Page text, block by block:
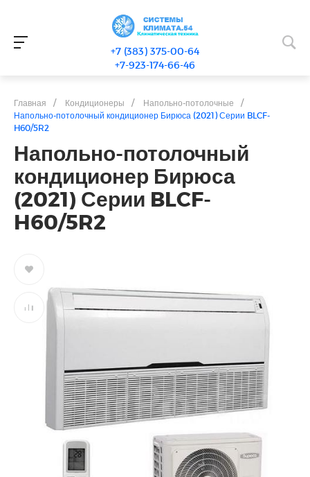
+7 (383) 375-00-64
+7-923-174-66-46
Главная / Кондиционеры / Напольно-потолочные
/
Напольно-потолочный кондиционер Бирюса (2021) Серии BLCF-
H60/5R2
Напольно-потолочный
кондиционер Бирюса
(2021) Серии BLCF-
H60/5R2